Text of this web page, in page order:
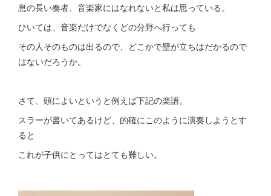
息の長い奏者、音楽家にはなれないと私は思っている。
ひいては、音楽だけでなくどの分野へ行っても
その人そのものは出るので、どこかで壁が立ちはだかるので
はないだろうか。
さて、頭によいというと例えば下記の楽譜。
スラーが書いてあるけど、的確にこのように演奏しようとす
ると
これが子供にとってはとても難しい。